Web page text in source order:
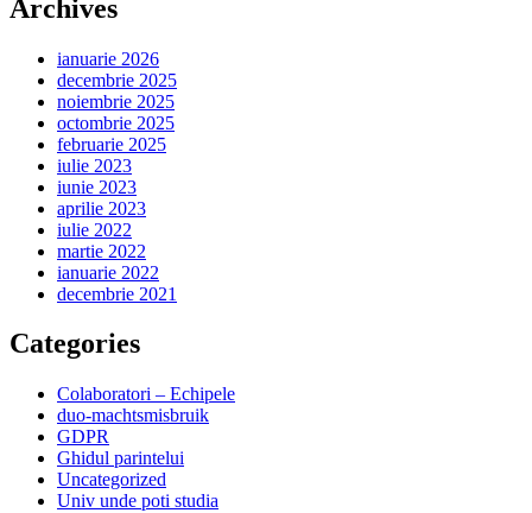
Archives
ianuarie 2026
decembrie 2025
noiembrie 2025
octombrie 2025
februarie 2025
iulie 2023
iunie 2023
aprilie 2023
iulie 2022
martie 2022
ianuarie 2022
decembrie 2021
Categories
Colaboratori – Echipele
duo-machtsmisbruik
GDPR
Ghidul parintelui
Uncategorized
Univ unde poti studia